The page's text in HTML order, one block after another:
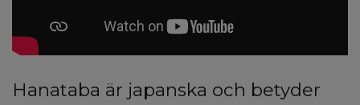
Hanataba är japanska och betyder